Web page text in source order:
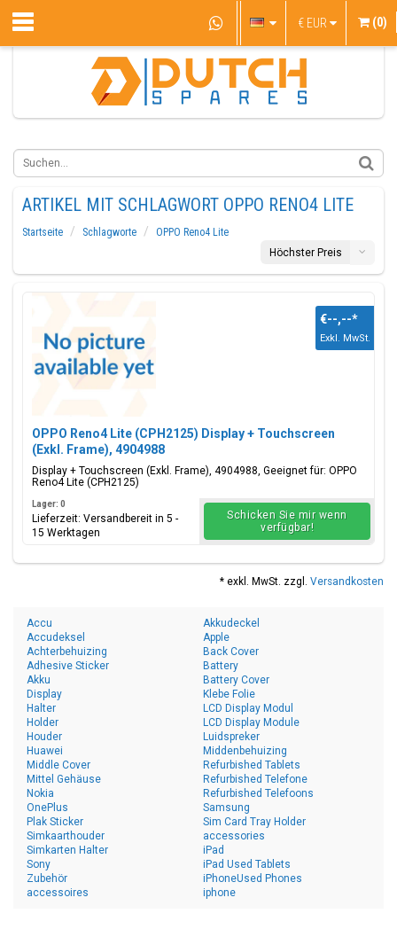
€ EUR (0)
ARTIKEL MIT SCHLAGWORT OPPO RENO4 LITE
Startseite Schlagworte
OPPO Reno4 Lite
Höchster Preis
OPPO Reno4 Lite (CPH2125) Display + Touchscreen
(Exkl. Frame), 4904988
Display + Touchscreen (Exkl. Frame), 4904988, Geeignet für: OPPO
Reno4 Lite (CPH2125)
€--,--*
Exkl. MwSt.
Lager: 0
Lieferzeit: Versandbereit in 5 -
15 Werktagen
Schicken Sie mir wenn
verfügbar!
* exkl. MwSt. zzgl. Versandkosten
Accu
Accudeksel
Achterbehuizing
Adhesive Sticker
Akku
Akkudeckel
Apple
Back Cover
Battery
Battery Cover
Display
Halter
Holder
Houder
Huawei
Klebe Folie
LCD Display Modul
LCD Display Module
Luidspreker
Middenbehuizing
Middle Cover
Mittel Gehäuse
Nokia
OnePlus
Plak Sticker
Refurbished Tablets
Refurbished Telefone
Refurbished Telefoons
Samsung
Sim Card Tray Holder
Simkaarthouder
Simkarten Halter
Sony
Zubehör
accessoires
accessories
iPad
iPad Used Tablets
iPhoneUsed Phones
iphone